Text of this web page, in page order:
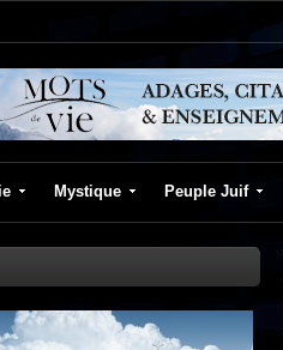
Mystique Peuple Juif